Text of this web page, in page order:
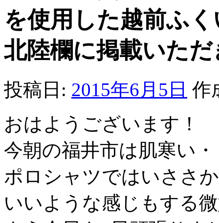
を使用した越前ふ
北陸欄に掲載いた
投稿日: 2015年6月5日 作
おはようございます！
今朝の福井市は肌寒い
ポロシャツではいささ
いいような感じもする